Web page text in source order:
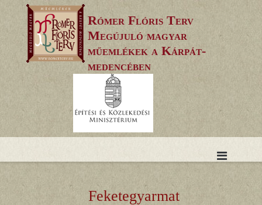
to
content
Rómer Flóris Terv
Megújuló magyar
műemlékek a Kárpát-
medencében
Feketegyarmat